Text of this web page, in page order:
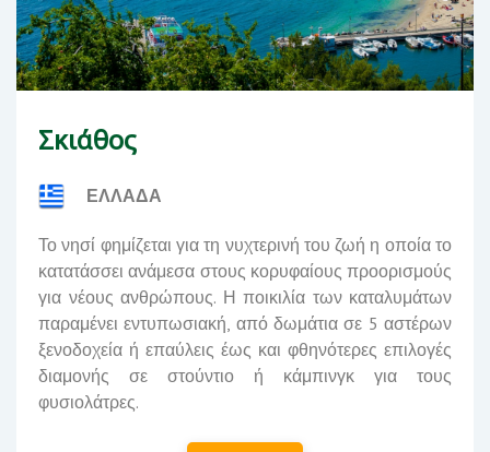
Σκιάθος
ΕΛΛΑΔΑ
Το νησί φημίζεται για τη νυχτερινή του ζωή η οποία το
κατατάσσει ανάμεσα στους κορυφαίους προορισμούς
για νέους ανθρώπους. Η ποικιλία των καταλυμάτων
παραμένει εντυπωσιακή, από δωμάτια σε 5 αστέρων
ξενοδοχεία ή επαύλεις έως και φθηνότερες επιλογές
διαμονής σε στούντιο ή κάμπινγκ για τους
φυσιολάτρες.